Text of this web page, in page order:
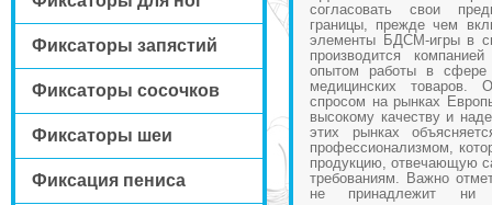
Фиксаторы запястий
Фиксаторы сосочков
Фиксаторы шеи
Фиксация пениса
согласовать свои
границы, прежде чем
элементы БДСМ-игры в
производится
опытом работы в сфере
медицинских товаров.
спросом на рынках
высокому качеству и
этих рынках
профессионализмом,
продукцию, отвечающую
требованиям. Важно
не принадлежит ни